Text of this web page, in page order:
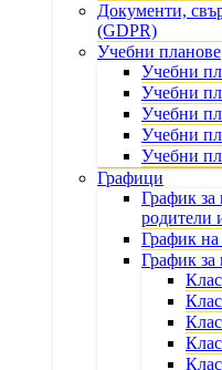
Документи,
(GDPR)
Учебни планове
Учебни
Учебни
Учебни
Учебни
Учебни
Графици
График за
родители
График на
График за